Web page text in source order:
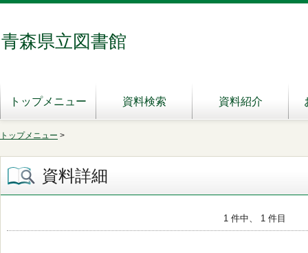
青森県立図書館
トップメニュー 資料検索 資料紹介
トップメニュー >
資料詳細
1 件中、 1 件目